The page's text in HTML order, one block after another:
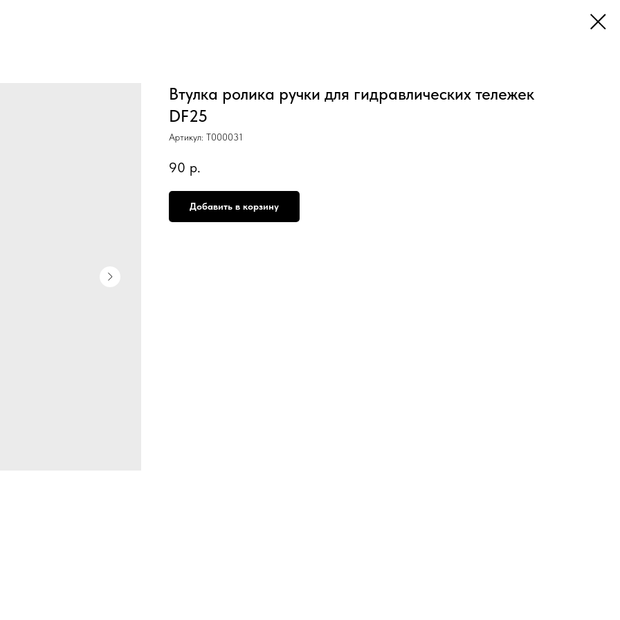
Втулка ролика ручки для гидравлических тележек
DF25
Артикул: T000031
90 р.
Добавить в корзину